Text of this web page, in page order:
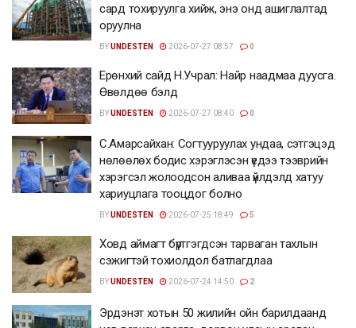
сард тохируулга хийж, энэ онд ашиглалтад
оруулна
BYUNDESTEN 2026-07-27 08:57 0
Ерөнхий сайд Н.Учрал: Найр наадмаа дуусга.
Өвөлдөө бэлд
BYUNDESTEN 2026-07-27 08:40 0
С.Амарсайхан: Согтууруулах ундаа, сэтгэцэд
нөлөөлөх бодис хэрэглэсэн үедээ тээврийн
хэрэгсэл жолоодсон аливаа үйлдэлд хатуу
хариуцлага тооцдог болно
BYUNDESTEN 2026-07-25 18:49 5
Ховд аймагт бүртгэгдсэн тарваган тахлын
сэжигтэй тохиолдол батлагдлаа
BYUNDESTEN 2026-07-24 14:50 2
Эрдэнэт хотын 50 жилийн ойн барилдаанд